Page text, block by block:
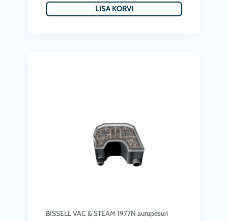
LISA KORVI
BISSELL VAC & STEAM 1977N aurupesuri